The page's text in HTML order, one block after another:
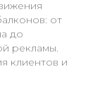
от
до
рекламы.
клиентов и